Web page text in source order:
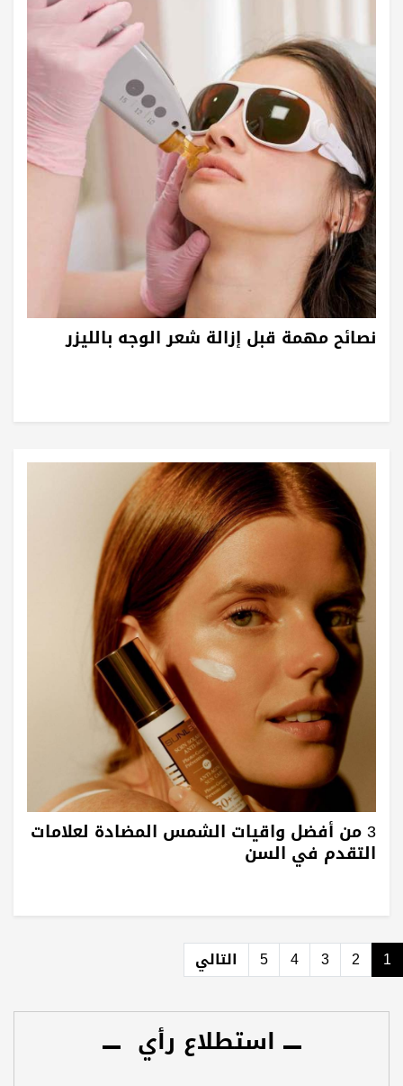
نصائح مهمة قبل إزالة شعر الوجه بالليزر
3 من أفضل واقيات الشمس المضادة لعلامات
التقدم في السن
1
2
3
4
5 التالي
استطلاع رأي